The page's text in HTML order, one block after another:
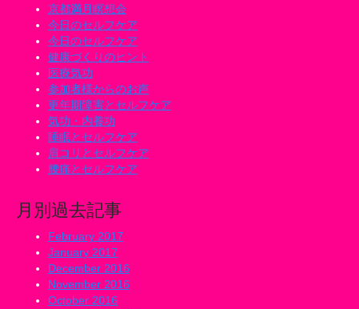
京都満月瞑想会
今日のセルフケア
今日のセルフケア
健康づくりのヒント
医療気功
参加者様からのお声
更年期障害とセルフケア
気功・内養功
睡眠とセルフケア
肩コリとセルフケア
腰痛とセルフケア
月別過去記事
February 2017
January 2017
December 2016
November 2016
October 2016